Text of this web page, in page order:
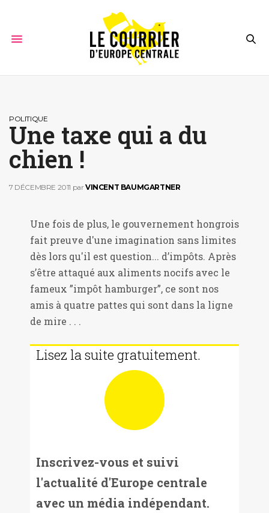
POLITIQUE
Une taxe qui a du
chien !
7 DÉCEMBRE 2011 parVINCENT BAUMGARTNER
Une fois de plus, le gouvernement hongrois
fait preuve d'une imagination sans limites
dès lors qu'il est question... d’impôts. Après
s’être attaqué aux aliments nocifs avec le
fameux ”impôt hamburger”, ce sont nos
amis à quatre pattes qui sont dans la ligne
de mire . . .
Lisez la suite gratuitement.
Inscrivez-vous et suivi
l'actualité d'Europe centrale
avec un média indépendant.